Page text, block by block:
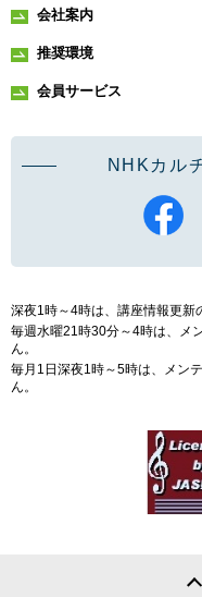
会社案内
推奨環境
会員サービス
NHKカル
深夜1時～4時は、講座情報更新
毎週水曜21時30分～4時は、メ
ん。
毎月1日深夜1時～5時は、メン
ん。